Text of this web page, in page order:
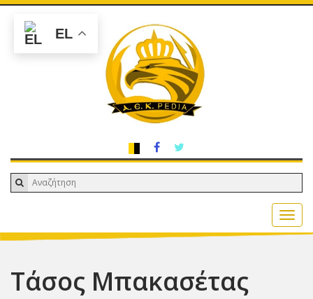
Τάσος Μπακασέτας
EL